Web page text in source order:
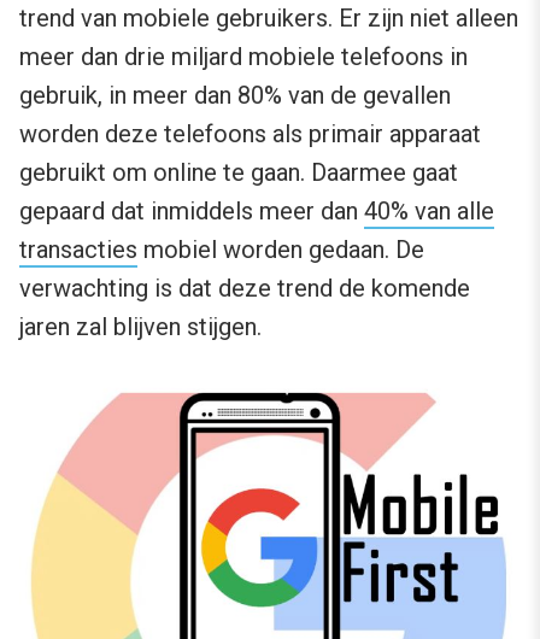
trend van mobiele gebruikers. Er zijn niet alleen
meer dan drie miljard mobiele telefoons in
gebruik, in meer dan 80% van de gevallen
worden deze telefoons als primair apparaat
gebruikt om online te gaan. Daarmee gaat
gepaard dat inmiddels meer dan 40% van alle
transacties mobiel worden gedaan. De
verwachting is dat deze trend de komende
jaren zal blijven stijgen.